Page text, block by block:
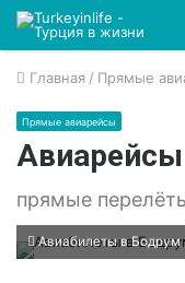
Главная / Прямые
Прямые авиарейсы
прямые
Авиабилеты в Бодрум